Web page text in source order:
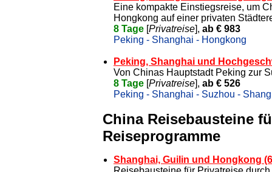
Eine kompakte Einstiegsreise, um
Hongkong auf einer privaten
8 Tage [Privatreise], ab € 983
Peking - Shanghai - Hongkong
Peking, Shanghai und
Von Chinas Hauptstadt Peking zur
8 Tage [Privatreise], ab € 526
Peking - Shanghai - Suzhou -
China Reisebausteine
Reiseprogramme
Shanghai, Guilin und Hongkong